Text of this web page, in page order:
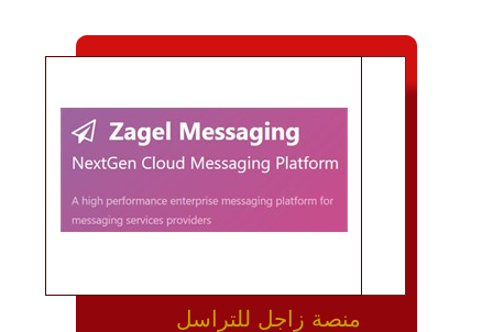
منصة زاجل للتراسل